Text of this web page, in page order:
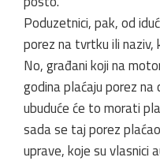
Poduzetnici, pak, od
porez na tvrtku ili naziv,
No, građani koji na
godina plaćaju porez
ubuduće će to morati
sada se taj porez
uprave, koje su vlasnici